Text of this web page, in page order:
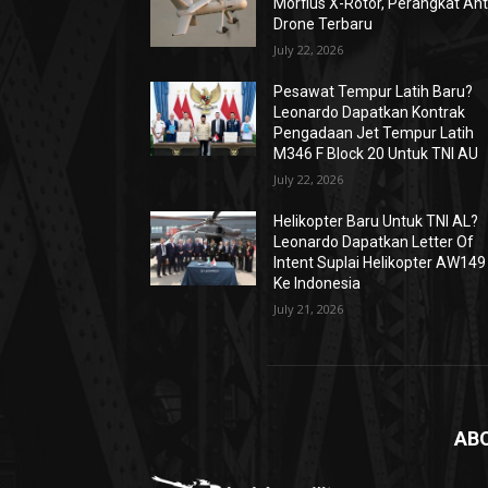
Drone Terbaru
July 22, 2026
Pesawat Tempur Latih Baru?
Leonardo Dapatkan Kontrak
Pengadaan Jet Tempur Latih
M346 F Block 20 Untuk TNI AU
July 22, 2026
Helikopter Baru Untuk TNI AL?
Leonardo Dapatkan Letter Of
Intent Suplai Helikopter AW149
Ke Indonesia
July 21, 2026